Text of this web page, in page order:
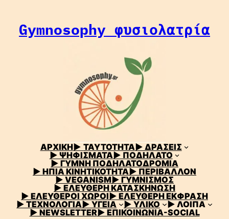
περιεχόμενο
Gymnosophy φυσιολατρία
ΑΡΧΙΚΗ▶ ΤΑΥΤΟΤΗΤΑ▶ ΔΡΑΣΕΙΣ
▶ ΨΗΦΙΣΜΑΤΑ▶ ΠΟΔΗΛΑΤΟ
▶ ΓΥΜΝΗ ΠΟΔΗΛΑΤΟΔΡΟΜΙΑ
▶ ΗΠΙΑ ΚΙΝΗΤΙΚΟΤΗΤΑ▶ ΠΕΡΙΒΑΛΛΟΝ
▶ VEGANISM▶ ΓΥΜΝΙΣΜΟΣ
▶ ΕΛΕΥΘΕΡΗ ΚΑΤΑΣΚΗΝΩΣΗ
▶ ΕΛΕΥΘΕΡΟΙ ΧΩΡΟΙ▶ ΕΛΕΥΘΕΡΗ ΕΚΦΡΑΣΗ
▶ ΤΕΧΝΟΛΟΓΙΑ▶ ΥΓΕΙΑ ▶ ΥΛΙΚΟ
▶ ΛΟΙΠΑ
▶ NEWSLETTER▶ ΕΠΙΚΟΙΝΩΝΙΑ-SOCIAL